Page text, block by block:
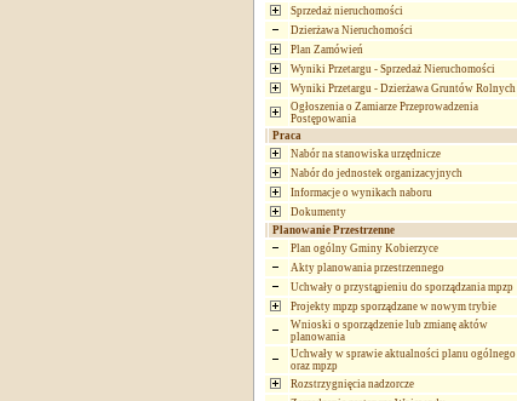
Sprzedaż nieruchomości
Dzierżawa Nieruchomości
Plan Zamówień
Wyniki Przetargu - Sprzedaż Nieruchomości
Wyniki Przetargu - Dzierżawa Gruntów Rolnych
Ogłoszenia o Zamiarze Przeprowadzenia
Postępowania
Praca
Nabór na stanowiska urzędnicze
Nabór do jednostek organizacyjnych
Informacje o wynikach naboru
Dokumenty
Planowanie Przestrzenne
Plan ogólny Gminy Kobierzyce
Akty planowania przestrzennego
Uchwały o przystąpieniu do sporządzania mpzp
Projekty mpzp sporządzane w nowym trybie
Wnioski o sporządzenie lub zmianę aktów
planowania
Uchwały w sprawie aktualności planu ogólnego
oraz mpzp
Rozstrzygnięcia nadzorcze